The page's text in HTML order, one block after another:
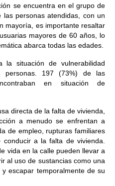
se encuentra en el grupo de
personas atendidas, con un
mayoría, es importante resaltar
mayores de 60 años, lo
abarca todas las edades.
la situación de vulnerabilidad
personas. 197 (73%) de las
en situación de
directa de la falta de vivienda,
a menudo se enfrentan a
de empleo, rupturas familiares
a la falta de vivienda.
vida en la calle pueden llevar a
al uso de sustancias como una
escapar temporalmente de su